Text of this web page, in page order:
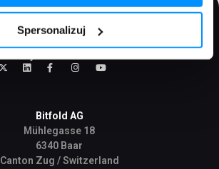
Spersonalizuj
Bitfold AG
Mühlegasse 18
6340 Baar
Canton Zug / Switzerland